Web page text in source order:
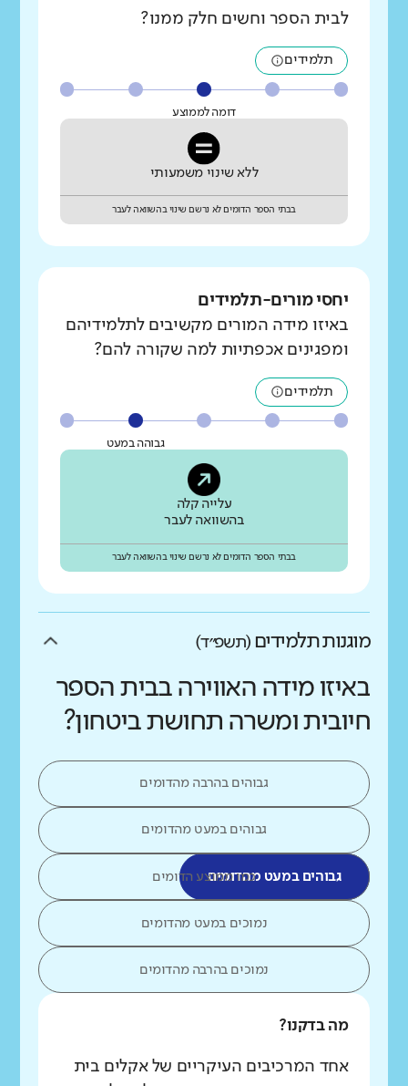
לבית הספר וחשים חלק ממנו?
תלמידים
דומה לממוצע
ללא שינוי משמעותי
בבתי הספר הדומים לא נרשם שינוי בהשוואה לעבר
יחסי מורים-תלמידים
באיזו מידה המורים מקשיבים לתלמידיהם
ומפגינים אכפתיות למה שקורה להם?
תלמידים
גבוהה במעט
עלייה קלה
בהשוואה לעבר
בבתי הספר הדומים לא נרשם שינוי בהשוואה לעבר
מוגנות תלמידים (תשפ״ד)
באיזו מידה האווירה בבית הספר
חיובית ומשרה תחושת ביטחון?
גבוהים בהרבה מהדומים
גבוהים במעט מהדומים
גבוהים במעט מהדומיםכמו ממוצע הדומים
נמוכים במעט מהדומים
נמוכים בהרבה מהדומים
מה בדקנו?
אחד המרכיבים העיקריים של אקלים בית